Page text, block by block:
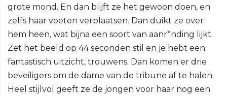
grote mond. En dan blijft ze het gewoon doen, en
zelfs haar voeten verplaatsen. Dan duikt ze over
hem heen, wat bijna een soort van aanr*nding lijkt.
Zet het beeld op 44 seconden stil en je hebt een
fantastisch uitzicht, trouwens. Dan komen er drie
beveiligers om de dame van de tribune af te halen.
Heel stijlvol geeft ze de jongen voor haar nog een